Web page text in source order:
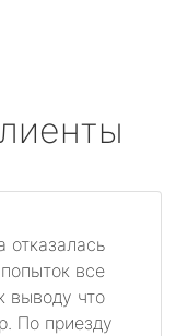
все
выводу что
По приезду